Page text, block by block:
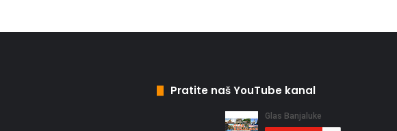
Pratite naš YouTube kanal